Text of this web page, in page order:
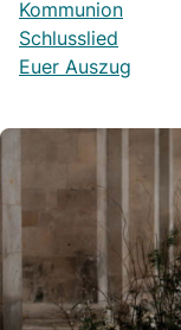
Kommunion
Schlusslied
Euer Auszug